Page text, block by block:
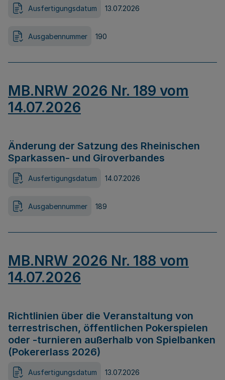
Ausfertigungsdatum 13.07.2026
Ausgabennummer 190
MB.NRW 2026 Nr. 189 vom
14.07.2026
Änderung der Satzung des Rheinischen
Sparkassen- und Giroverbandes
Ausfertigungsdatum 14.07.2026
Ausgabennummer 189
MB.NRW 2026 Nr. 188 vom
14.07.2026
Richtlinien über die Veranstaltung von
terrestrischen, öffentlichen Pokerspielen
oder -turnieren außerhalb von Spielbanken
(Pokererlass 2026)
Ausfertigungsdatum 13.07.2026